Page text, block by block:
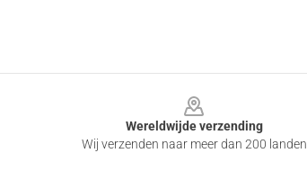
Wereldwijde verzending
Wij verzenden naar meer dan 200 landen